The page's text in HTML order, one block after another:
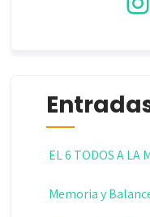
EL 6 TODOS A LA
Memoria y